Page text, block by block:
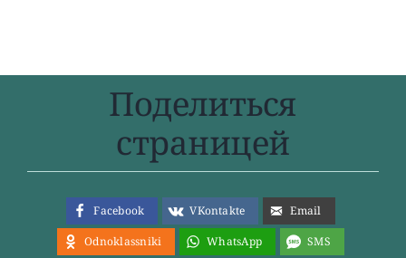
Поделиться
страницей
Facebook VKontakte
Email
Odnoklassniki
WhatsApp
SMS